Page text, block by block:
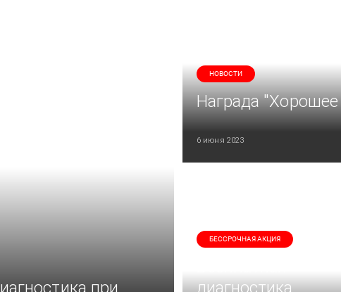
при
НОВОСТИ
Награда
6 июня 2023
БЕССРОЧНАЯ АКЦИЯ
диагностика